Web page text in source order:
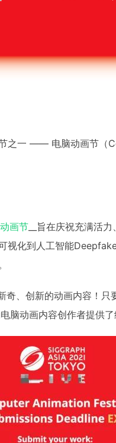
之一 —— 电脑动画节（
画节 __旨在庆祝充满活
视化到人工智能
奇、创新的动画内容！只
脑动画内容创作者提供了